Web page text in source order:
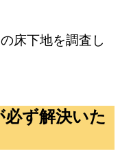
床下地を調査し
ず解決いた